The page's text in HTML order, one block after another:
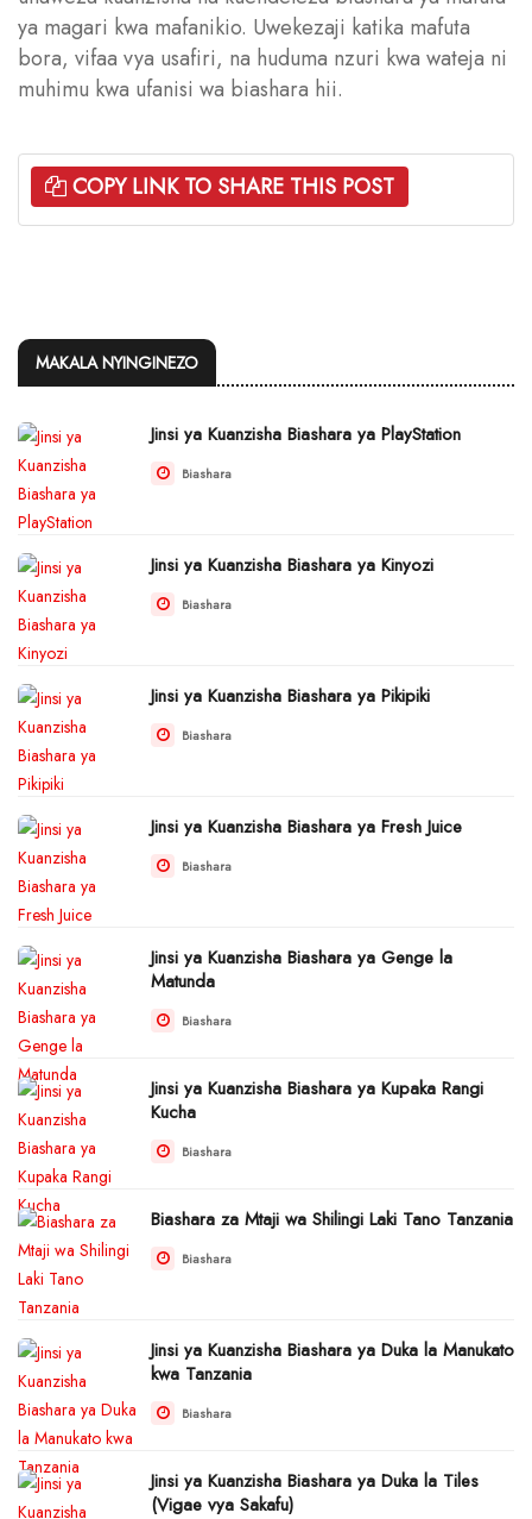
ya magari kwa mafanikio. Uwekezaji katika mafuta
bora, vifaa vya usafiri, na huduma nzuri kwa wateja ni
muhimu kwa ufanisi wa biashara hii.
COPY LINK TO SHARE THIS POST
MAKALA NYINGINEZO
Jinsi ya Kuanzisha Biashara ya PlayStation
Biashara
Jinsi ya Kuanzisha Biashara ya Kinyozi
Biashara
Jinsi ya Kuanzisha Biashara ya Pikipiki
Biashara
Jinsi ya Kuanzisha Biashara ya Fresh Juice
Biashara
Jinsi ya Kuanzisha Biashara ya Genge la
Matunda
Biashara
Jinsi ya Kuanzisha Biashara ya Kupaka Rangi
Kucha
Biashara
Biashara za Mtaji wa Shilingi Laki Tano Tanzania
Biashara
Jinsi ya Kuanzisha Biashara ya Duka la Manukato
kwa Tanzania
Biashara
Jinsi ya Kuanzisha Biashara ya Duka la Tiles
(Vigae vya Sakafu)